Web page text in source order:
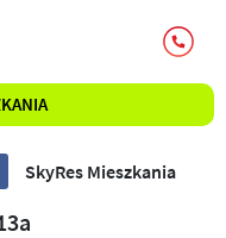
SkyRes Mieszkania